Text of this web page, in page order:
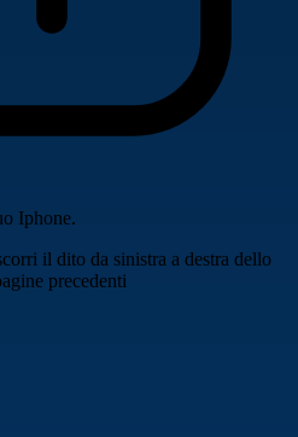
Iphone.
il dito da sinistra a destra dello
precedenti